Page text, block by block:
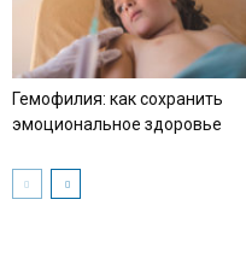
Гемофилия: как сохранить
эмоциональное здоровье